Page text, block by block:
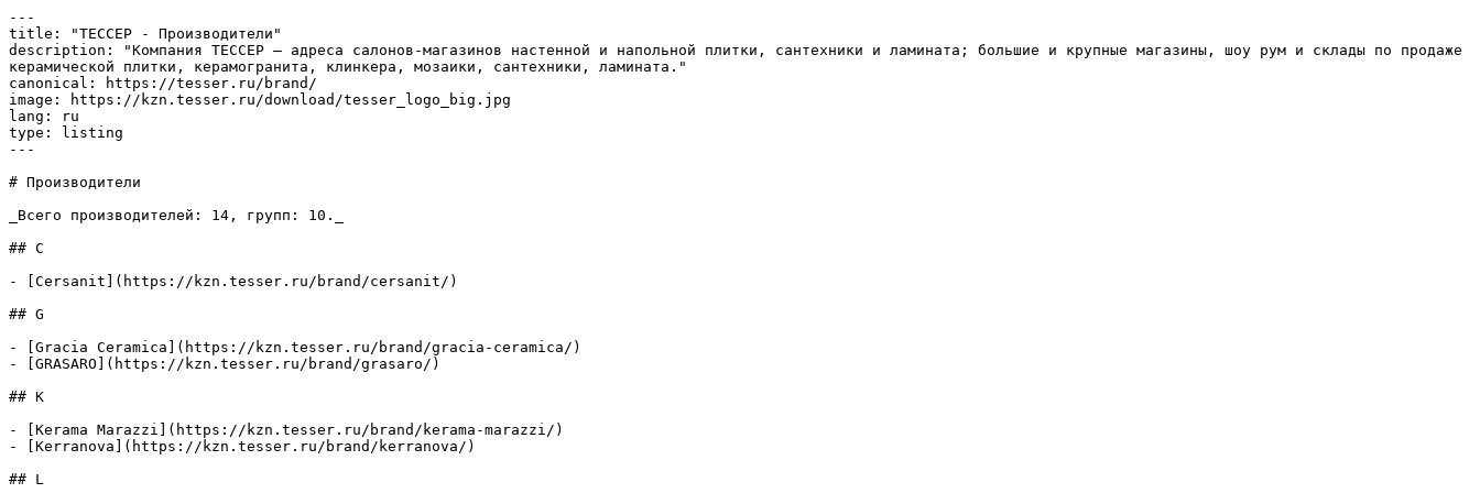
---
title: "ТЕССЕР - Производители"
description: "Компания ТЕССЕР – адреса салонов-магазинов настенной и напольной плитки, сантехники и ламината; большие и крупные магазины, шоу рум и склады по продаже
керамической плитки, керамогранита, клинкера, мозаики, сантехники, ламината."
canonical: https://tesser.ru/brand/
image: https://kzn.tesser.ru/download/tesser_logo_big.jpg
lang: ru
type: listing
---
# Производители
_Всего производителей: 14, групп: 10._
## C
- [Cersanit](https://kzn.tesser.ru/brand/cersanit/)
## G
- [Gracia Ceramica](https://kzn.tesser.ru/brand/gracia-ceramica/)
- [GRASARO](https://kzn.tesser.ru/brand/grasaro/)
## K
- [Kerama Marazzi](https://kzn.tesser.ru/brand/kerama-marazzi/)
- [Kerranova](https://kzn.tesser.ru/brand/kerranova/)
## L